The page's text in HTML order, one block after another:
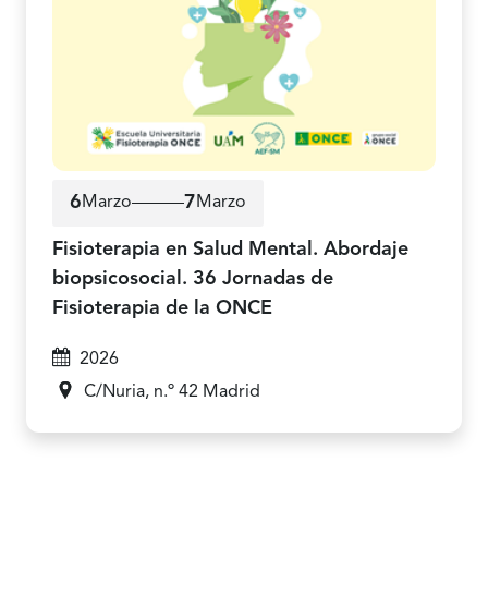
6Marzo 7Marzo
Fisioterapia en Salud Mental. Abordaje
biopsicosocial. 36 Jornadas de
Fisioterapia de la ONCE
2026
C/Nuria, n.º 42 Madrid